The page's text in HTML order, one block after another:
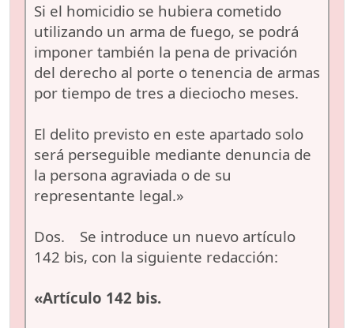
Si el homicidio se hubiera cometido
utilizando un arma de fuego, se podrá
imponer también la pena de privación
del derecho al porte o tenencia de armas
por tiempo de tres a dieciocho meses.
El delito previsto en este apartado solo
será perseguible mediante denuncia de
la persona agraviada o de su
representante legal.»
Dos. Se introduce un nuevo artículo
142 bis, con la siguiente redacción:
«Artículo 142 bis.